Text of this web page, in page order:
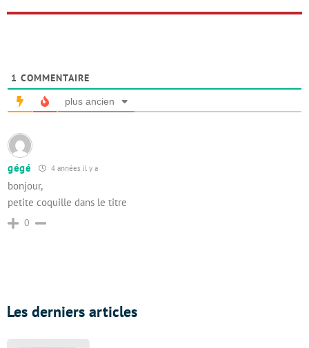
1 COMMENTAIRE
plus ancien
gégé 4 années il y a
bonjour,
petite coquille dans le titre
0
Les derniers articles